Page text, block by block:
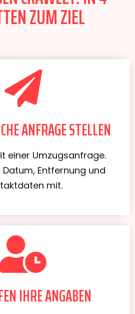
ZUM ZIEL
ANFRAGE STELLEN
einer Umzugsanfrage.
Datum, Entfernung und
mit.
IHRE ANGABEN